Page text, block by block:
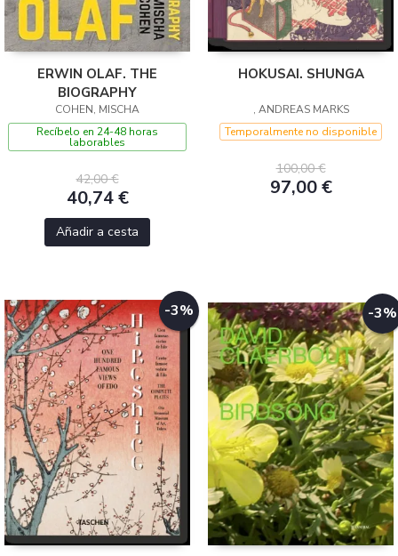
ERWIN OLAF. THE
BIOGRAPHY
COHEN, MISCHA
Recíbelo en 24-48 horas
laborables
42,00 €
40,74 €
Añadir a cesta
HOKUSAI. SHUNGA
, ANDREAS MARKS
Temporalmente no disponible
100,00 €
97,00 €
-3% -3%